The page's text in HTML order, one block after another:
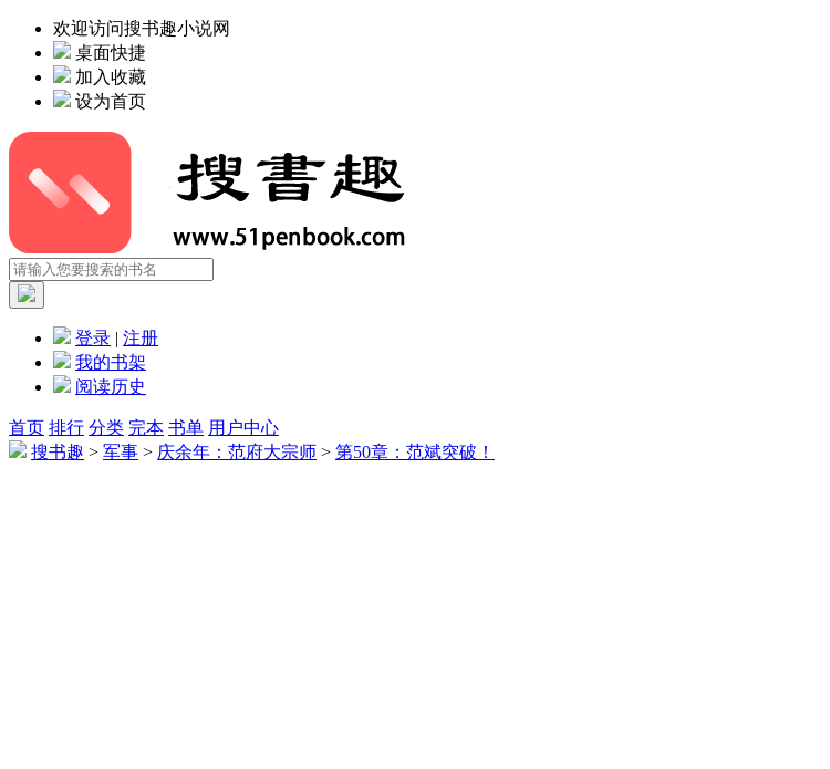
欢迎访问搜书趣小说网
桌面快捷
加入收藏
设为首页
登录 | 注册
我的书架
阅读历史
首页 排行 分类 完本 书单 用户中心
搜书趣 > 军事 > 庆余年：范府大宗师 > 第50章：范斌突破！